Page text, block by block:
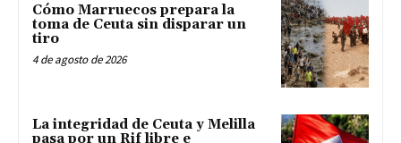
Cómo Marruecos prepara la
toma de Ceuta sin disparar un
tiro
4 de agosto de 2026
La integridad de Ceuta y Melilla
pasa por un Rif libre e